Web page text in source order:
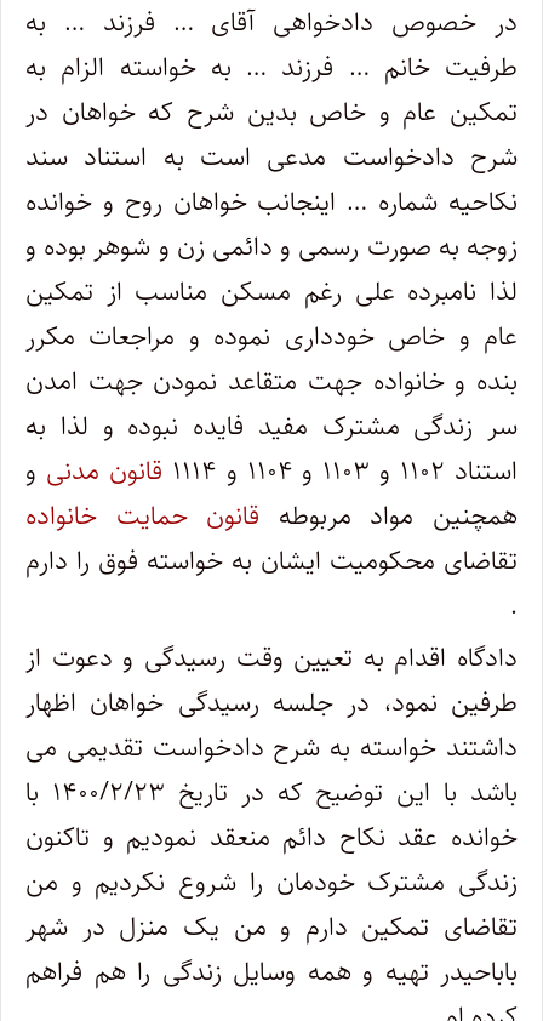
در خصوص دادخواهی آقای … فرزند … به
طرفیت خانم … فرزند … به خواسته الزام به
تمکین عام و خاص بدین شرح که خواهان در
شرح دادخواست مدعی است به استناد سند
نکاحیه شماره … اینجانب خواهان روح و خوانده
زوجه به صورت رسمی و دائمی زن و شوهر بوده و
لذا نامبرده علی رغم مسکن مناسب از تمکین
عام و خاص خودداری نموده و مراجعات مکرر
بنده و خانواده جهت متقاعد نمودن جهت امدن
سر زندگی مشترک مفید فایده نبوده و لذا به
استناد ۱۱۰۲ و ۱۱۰۳ و ۱۱۰۴ و ۱۱۱۴
قانون مدنی و
همچنین مواد مربوطه قانون حمایت خانواده
تقاضای محکومیت ایشان به خواسته فوق را دارم
.
دادگاه اقدام به تعیین وقت رسیدگی و دعوت از
طرفین نمود، در جلسه رسیدگی خواهان اظهار
داشتند خواسته به شرح دادخواست تقدیمی می
باشد با این توضیح که در تاریخ ۱۴۰۰/۲/۲۳ با
خوانده عقد نکاح دائم منعقد نمودیم و تاکنون
زندگی مشترک خودمان را شروع نکردیم و من
تقاضای تمکین دارم و من یک منزل در شهر
باباحیدر تهیه و همه وسایل زندگی را هم فراهم